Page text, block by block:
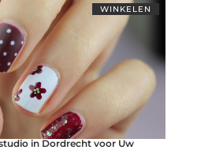
WINKELEN
in Dordrecht voor Uw